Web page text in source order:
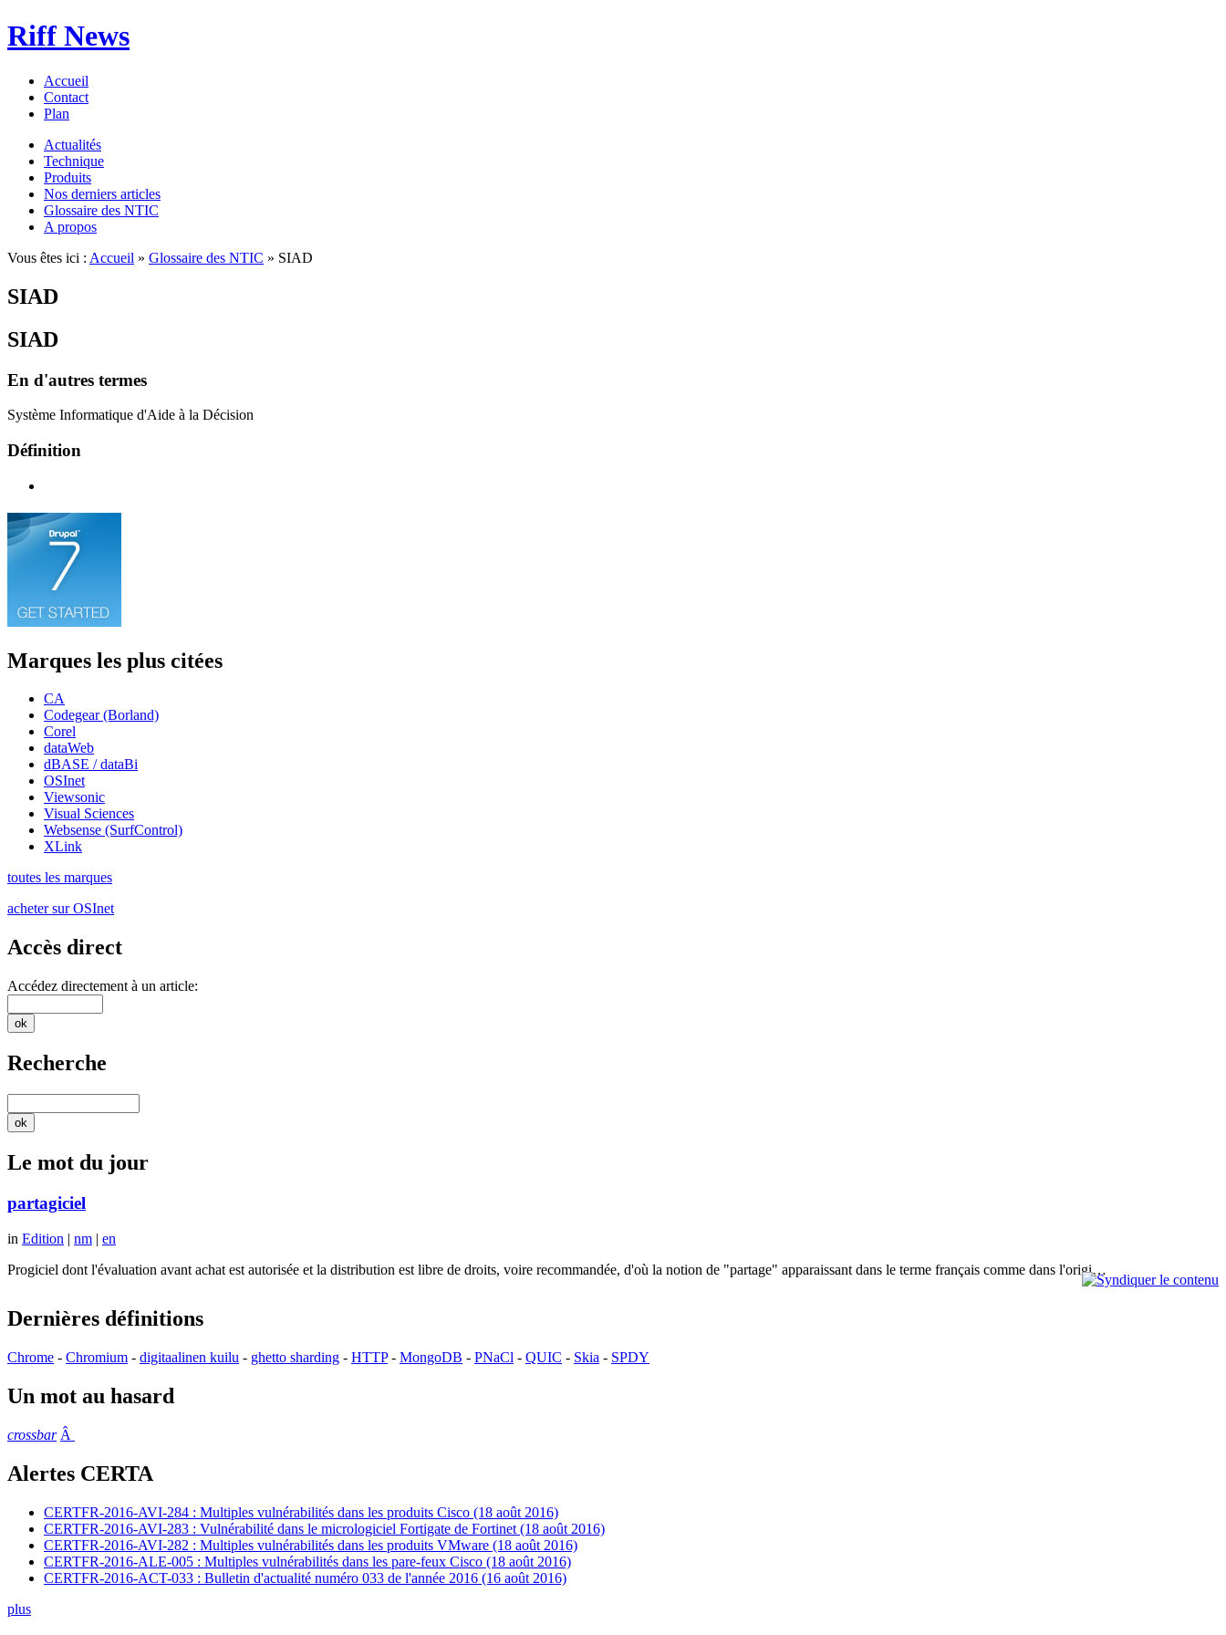
Riff News
Accueil
Contact
Plan
Actualités
Technique
Produits
Nos derniers articles
Glossaire des NTIC
A propos
Vous êtes ici : Accueil » Glossaire des NTIC » SIAD
SIAD
SIAD
En d'autres termes
Système Informatique d'Aide à la Décision
Définition
Marques les plus citées
CA
Codegear (Borland)
Corel
dataWeb
dBASE / dataBi
OSInet
Viewsonic
Visual Sciences
Websense (SurfControl)
XLink
toutes les marques
acheter sur OSInet
Accès direct
Accédez directement à un article:
Recherche
Le mot du jour
partagiciel
in Edition | nm | en
Progiciel dont l'évaluation avant achat est autorisée et la distribution est libre de droits, voire recommandée, d'où la notion de "partage" apparaissant dans le terme français comme dans l'origi…
Dernières définitions
Chrome - Chromium - digitaalinen kuilu - ghetto sharding - HTTP- MongoDB - PNaCl - QUIC - Skia - SPDY
Un mot au hasard
crossbar Â
Alertes CERTA
CERTFR-2016-AVI-284 : Multiples vulnérabilités dans les produits Cisco (18 août 2016)
CERTFR-2016-AVI-283 : Vulnérabilité dans le micrologiciel Fortigate de Fortinet (18 août 2016)
CERTFR-2016-AVI-282 : Multiples vulnérabilités dans les produits VMware (18 août 2016)
CERTFR-2016-ALE-005 : Multiples vulnérabilités dans les pare-feux Cisco (18 août 2016)
CERTFR-2016-ACT-033 : Bulletin d'actualité numéro 033 de l'année 2016 (16 août 2016)
plus